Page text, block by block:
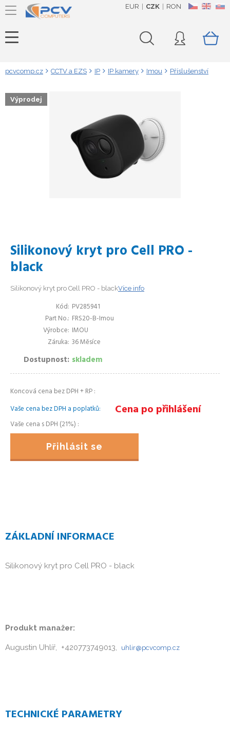
CZ EN SK
EUR CZK RON
pcvcomp.cz CCTV a EZS IP IP kamery Imou Příslušenství
Výprodej
Silikonový kryt pro Cell PRO -
black
Silikonový kryt pro Cell PRO - blackVíce info
Kód PV285941
Part No. FRS20-B-Imou
Výrobce IMOU
Záruka 36 Měsíce
Dostupnost skladem
Koncová cena bez DPH + RP
Vaše cena bez DPH a poplatků
Cena po přihlášení
Vaše cena s DPH (21%)
Přihlásit se
ZÁKLADNÍ INFORMACE
Silikonový kryt pro Cell PRO - black
Produkt manažer:
Augustin Uhlíř, +420773749013, uhlir@pcvcomp.cz
TECHNICKÉ PARAMETRY